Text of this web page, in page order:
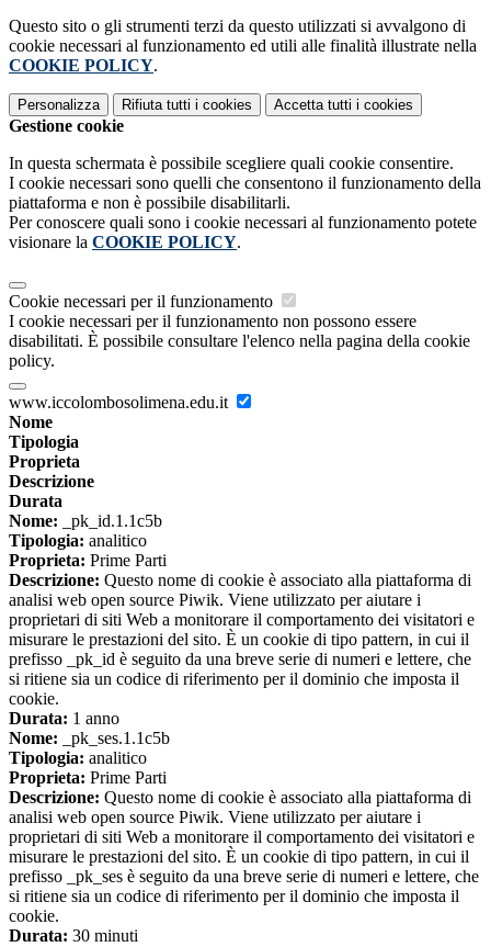
Questo sito o gli strumenti terzi da questo utilizzati si avvalgono di
cookie necessari al funzionamento ed utili alle finalità illustrate nella
COOKIE POLICY.
Personalizza Rifiuta tutti i cookies Accetta tutti i cookies
Gestione cookie
In questa schermata è possibile scegliere quali cookie consentire.
I cookie necessari sono quelli che consentono il funzionamento della
piattaforma e non è possibile disabilitarli.
Per conoscere quali sono i cookie necessari al funzionamento potete
visionare la COOKIE POLICY.
Cookie necessari per il funzionamento
I cookie necessari per il funzionamento non possono essere
disabilitati. È possibile consultare l'elenco nella pagina della cookie
policy.
www.iccolombosolimena.edu.it
Nome
Tipologia
Proprieta
Descrizione
Durata
Nome: _pk_id.1.1c5b
Tipologia: analitico
Proprieta: Prime Parti
Descrizione: Questo nome di cookie è associato alla piattaforma di
analisi web open source Piwik. Viene utilizzato per aiutare i
proprietari di siti Web a monitorare il comportamento dei visitatori e
misurare le prestazioni del sito. È un cookie di tipo pattern, in cui il
prefisso _pk_id è seguito da una breve serie di numeri e lettere, che
si ritiene sia un codice di riferimento per il dominio che imposta il
cookie.
Durata: 1 anno
Nome: _pk_ses.1.1c5b
Tipologia: analitico
Proprieta: Prime Parti
Descrizione: Questo nome di cookie è associato alla piattaforma di
analisi web open source Piwik. Viene utilizzato per aiutare i
proprietari di siti Web a monitorare il comportamento dei visitatori e
misurare le prestazioni del sito. È un cookie di tipo pattern, in cui il
prefisso _pk_ses è seguito da una breve serie di numeri e lettere, che
si ritiene sia un codice di riferimento per il dominio che imposta il
cookie.
Durata: 30 minuti